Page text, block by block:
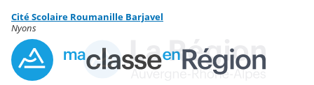
Menu de la rubrique
Contenu
Cité Scolaire Roumanille Barjavel
Nyons